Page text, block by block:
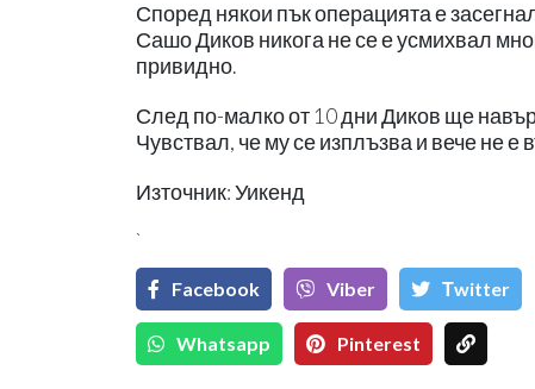
Според някои пък операцията е
Сашо Диков никога не се е усмихвал
привидно.
След по-малко от 10 дни Диков ще
Чувствал, че му се изплъзва и вече не
Източник: Уикенд
`
Facebook Viber Тwitter
Whatsapp Pinterest